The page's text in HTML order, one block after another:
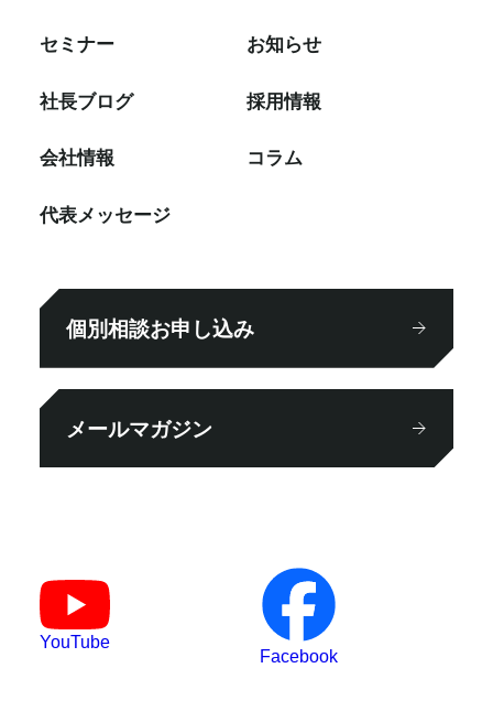
セミナー
社⻑ブログ
会社情報
代表メッセージ
お知らせ
採⽤情報
コラム
個別相談お申し込み
メールマガジン
YouTube
Facebook